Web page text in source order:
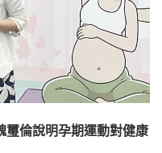
倫說明孕期運動對健康